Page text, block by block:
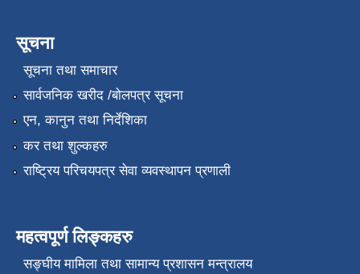
सूचना
सूचना तथा समाचार
सार्वजनिक खरीद /बोलपत्र सूचना
एन, कानुन तथा निर्देशिका
कर तथा शुल्कहरु
राष्ट्रिय परिचयपत्र सेवा व्यवस्थापन प्रणाली
महत्वपूर्ण लिङ्कहरु
सङ्‍घीय मामिला तथा सामान्य प्रशासन मन्त्रालय